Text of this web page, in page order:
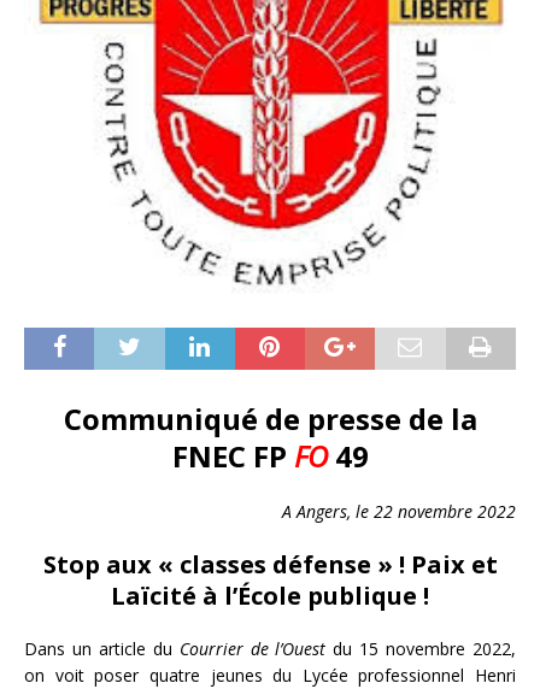
Communiqué de presse de la
FNEC FP FO 49
A Angers, le 22 novembre 2022
Stop aux « classes défense » ! Paix et
Laïcité à l’École publique !
Dans un article du Courrier de l’Ouestdu 15 novembre 2022,
on voit poser quatre jeunes du Lycée professionnel Henri